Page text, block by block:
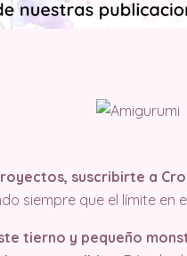
suscribirte a
siempre que el límite
tierno y pequeño